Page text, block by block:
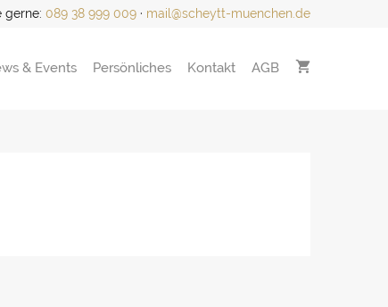
gerne: 089 38 999 009 · mail@scheytt-muenchen.de
& Events Persönliches Kontakt AGB